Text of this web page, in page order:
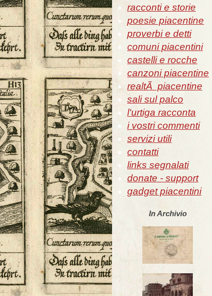
racconti e storie
poesie piacentine
proverbi e detti
comuni piacentini
castelli e rocche
canzoni piacentine
realtÃ piacentine
sali sul palco
l'urtiga racconta
i vostri commenti
servizi utili
contatti
links segnalati
donate - support
gadget piacentini
In Archivio